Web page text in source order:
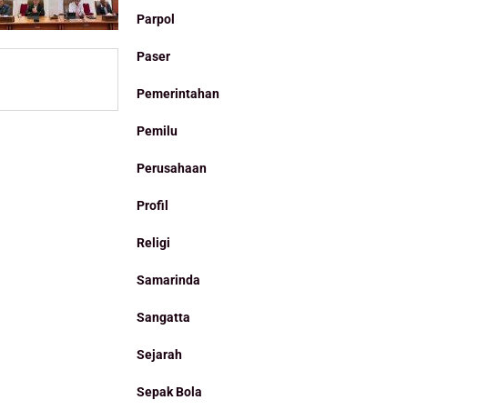
Parpol
Paser
Pemerintahan
Pemilu
Perusahaan
Profil
Religi
Samarinda
Sangatta
Sejarah
Sepak Bola